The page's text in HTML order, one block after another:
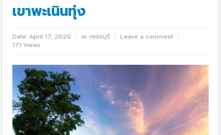
เขาพะเนินทุ่ง
Date:April 17, 2020 in: เพชรบุรี
Leave a comment
171 Views